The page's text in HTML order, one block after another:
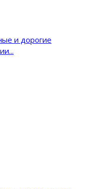
и дорогие